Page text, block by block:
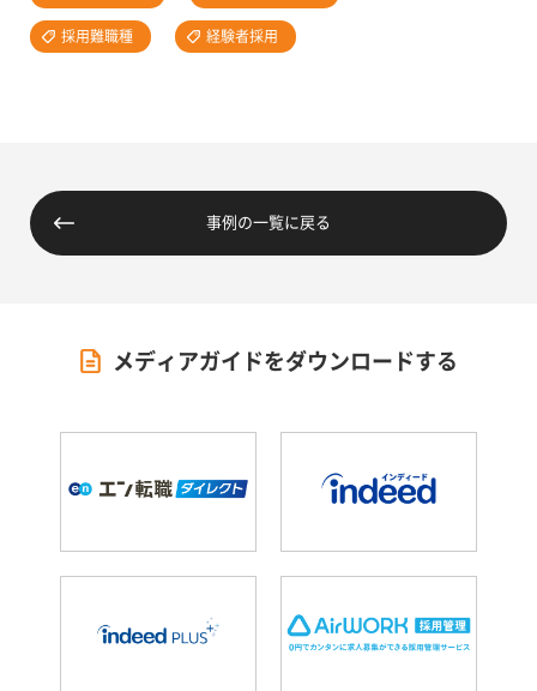
採用難職種 経験者採用
事例の一覧に戻る
メディアガイドをダウンロードする